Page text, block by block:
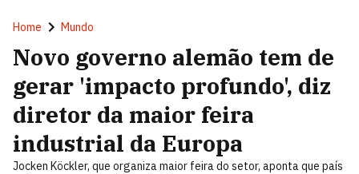
Home Mundo
Novo governo alemão tem de
gerar 'impacto profundo', diz
diretor da maior feira
industrial da Europa
Jocken Köckler, que organiza maior feira do setor, aponta que país